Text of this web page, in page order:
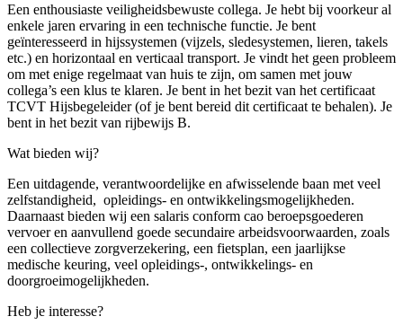
Een enthousiaste veiligheidsbewuste collega. Je hebt bij voorkeur al
enkele jaren ervaring in een technische functie. Je bent
geïnteresseerd in hijssystemen (vijzels, sledesystemen, lieren, takels
etc.) en horizontaal en verticaal transport. Je vindt het geen probleem
om met enige regelmaat van huis te zijn, om samen met jouw
collega’s een klus te klaren. Je bent in het bezit van het certificaat
TCVT Hijsbegeleider (of je bent bereid dit certificaat te behalen). Je
bent in het bezit van rijbewijs B.
Wat bieden wij?
Een uitdagende, verantwoordelijke en afwisselende baan met veel
zelfstandigheid, opleidings- en ontwikkelingsmogelijkheden.
Daarnaast bieden wij een salaris conform cao beroepsgoederen
vervoer en aanvullend goede secundaire arbeidsvoorwaarden, zoals
een collectieve zorgverzekering, een fietsplan, een jaarlijkse
medische keuring, veel opleidings-, ontwikkelings- en
doorgroeimogelijkheden.
Heb je interesse?